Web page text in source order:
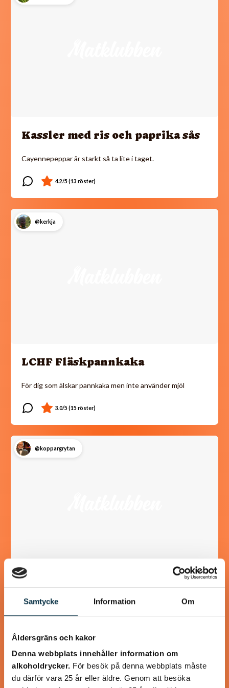
Samtycke Information Om
Åldersgräns och kakor
Denna webbplats innehåller information om
alkoholdrycker. För besök på denna webbplats måste
du därför vara 25 år eller äldre. Genom att besöka
Kassler med ris och paprika sås
Cayennepeppar är starkt så ta lite i taget.
@kerkja
LCHF Fläskpannkaka
För dig som älskar pannkaka men inte använder mjöl
@koppargrytan
Choucroute garnie
(Surkålsgryta)
vintermat, lika god för humöret som för kroppen. Koktiden
är lång men grytan går bra att förbereda…